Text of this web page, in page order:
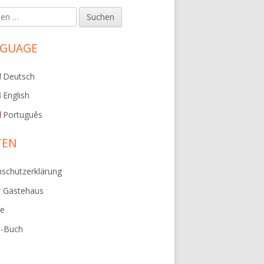
Deutsch
English
Português
Gästehaus
Buch